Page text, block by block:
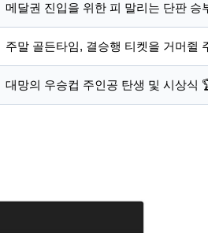
메달권 진입을 위한 피 말리는 단판 승
주말 골든타임, 결승행 티켓을 거머쥘
대망의 우승컵 주인공 탄생 및 시상식